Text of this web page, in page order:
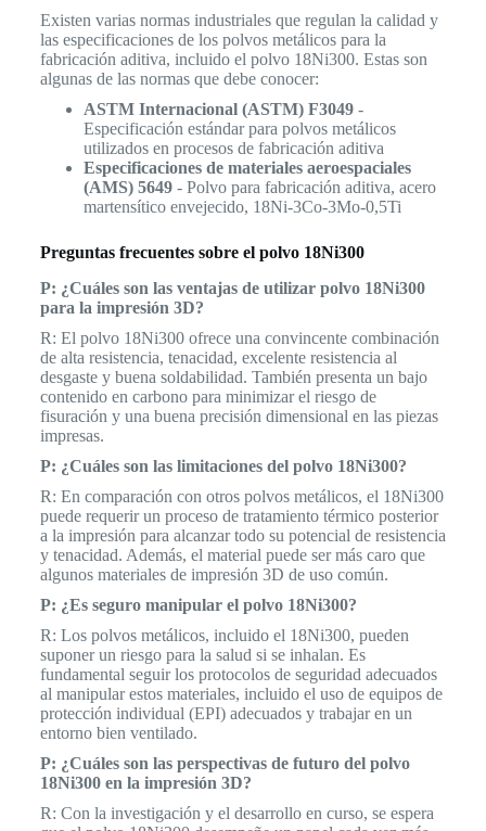
Existen varias normas industriales que regulan la calidad y
las especificaciones de los polvos metálicos para la
fabricación aditiva, incluido el polvo 18Ni300. Estas son
algunas de las normas que debe conocer:
ASTM Internacional (ASTM) F3049-
Especificación estándar para polvos metálicos
utilizados en procesos de fabricación aditiva
Especificaciones de materiales aeroespaciales
(AMS) 5649- Polvo para fabricación aditiva, acero
martensítico envejecido, 18Ni-3Co-3Mo-0,5Ti
Preguntas frecuentes sobre el polvo 18Ni300
P: ¿Cuáles son las ventajas de utilizar polvo 18Ni300
para la impresión 3D?
R: El polvo 18Ni300 ofrece una convincente combinación
de alta resistencia, tenacidad, excelente resistencia al
desgaste y buena soldabilidad. También presenta un bajo
contenido en carbono para minimizar el riesgo de
fisuración y una buena precisión dimensional en las piezas
impresas.
P: ¿Cuáles son las limitaciones del polvo 18Ni300?
R: En comparación con otros polvos metálicos, el 18Ni300
puede requerir un proceso de tratamiento térmico posterior
a la impresión para alcanzar todo su potencial de resistencia
y tenacidad. Además, el material puede ser más caro que
algunos materiales de impresión 3D de uso común.
P: ¿Es seguro manipular el polvo 18Ni300?
R: Los polvos metálicos, incluido el 18Ni300, pueden
suponer un riesgo para la salud si se inhalan. Es
fundamental seguir los protocolos de seguridad adecuados
al manipular estos materiales, incluido el uso de equipos de
protección individual (EPI) adecuados y trabajar en un
entorno bien ventilado.
P: ¿Cuáles son las perspectivas de futuro del polvo
18Ni300 en la impresión 3D?
R: Con la investigación y el desarrollo en curso, se espera